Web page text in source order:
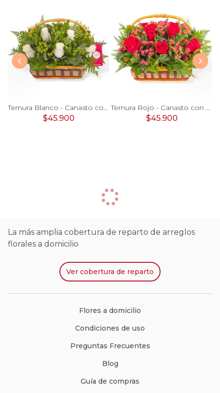
Ternura Blanco - Canasto con rosas blancas e hypericum verde
$45.900
Ternura Rojo - Canasto con rosas rojas e hypericum rojo
$45.900
La más amplia cobertura de reparto de arreglos
florales a domicilio
Ver cobertura de reparto
Flores a domicilio
Condiciones de uso
Preguntas Frecuentes
Blog
Guía de compras